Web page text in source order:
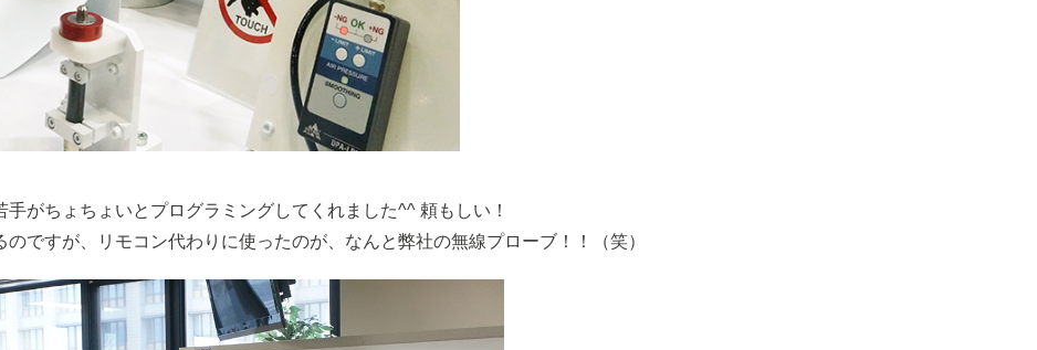
がちょちょいとプログラミングしてくれました^^ 頼もしい！
のですが、リモコン代わりに使ったのが、なんと弊社の無線プローブ！！（笑）